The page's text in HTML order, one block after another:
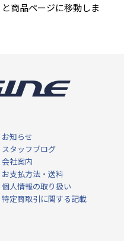
商品ページに移動しま
お知らせ
スタッフブログ
会社案内
お支払方法・送料
個人情報の取り扱い
特定商取引に関する記載